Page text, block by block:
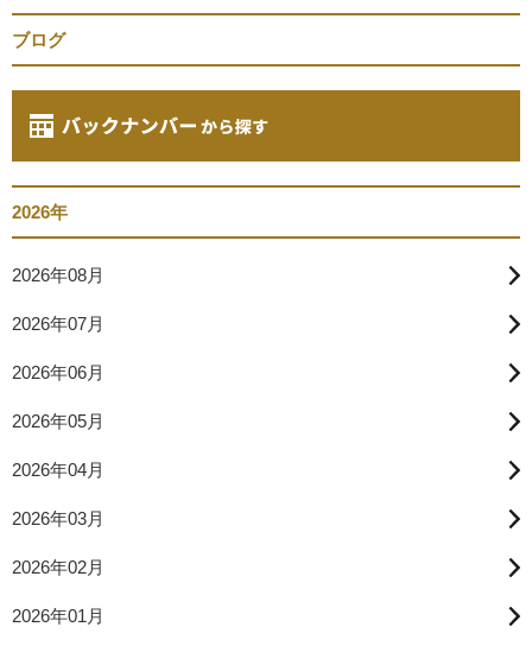
ブログ
2026年
2026年08月
2026年07月
2026年06月
2026年05月
2026年04月
2026年03月
2026年02月
2026年01月